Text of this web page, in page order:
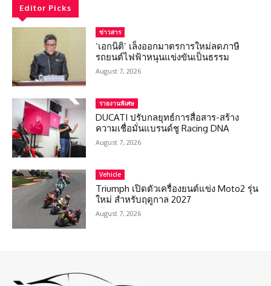
Editor Picks
ข่าวสาร
‘เอกนิติ’ เล็งออกมาตรการใหม่ลดภาษี
รถยนต์ไฟฟ้าหนุนแข่งขันเป็นธรรม
August 7, 2026
รายงานพิเศษ
DUCATI ปรับกลยุทธ์การสื่อสาร-สร้าง
ความเชื่อมั่นแบรนด์ชู Racing DNA
August 7, 2026
Vehicle
Triumph เปิดตัวเครื่องยนต์แข่ง Moto2 รุ่น
ใหม่ สำหรับฤดูกาล 2027
August 7, 2026